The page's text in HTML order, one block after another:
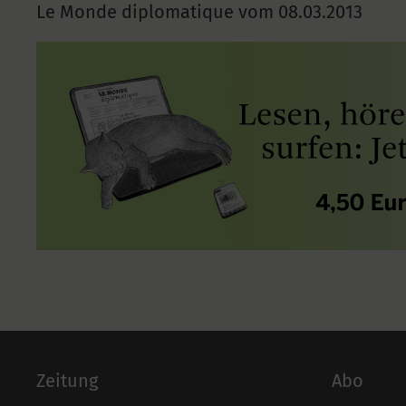
Le Monde diplomatique vom 08.03.2013
Zeitung Abo